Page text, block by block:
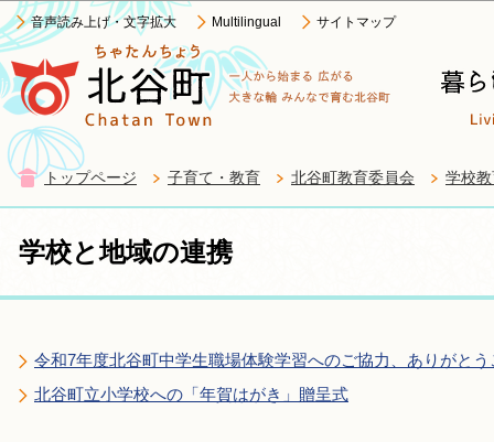
音声読み上げ・文字拡大 Multilingual サイトマップ
トップページ 子育て・教育 北谷町教育委員会 学校
学校と地域の連携
令和7年度北谷町中学生職場体験学習へのご協力、ありがと
北谷町立小学校への「年賀はがき」贈呈式